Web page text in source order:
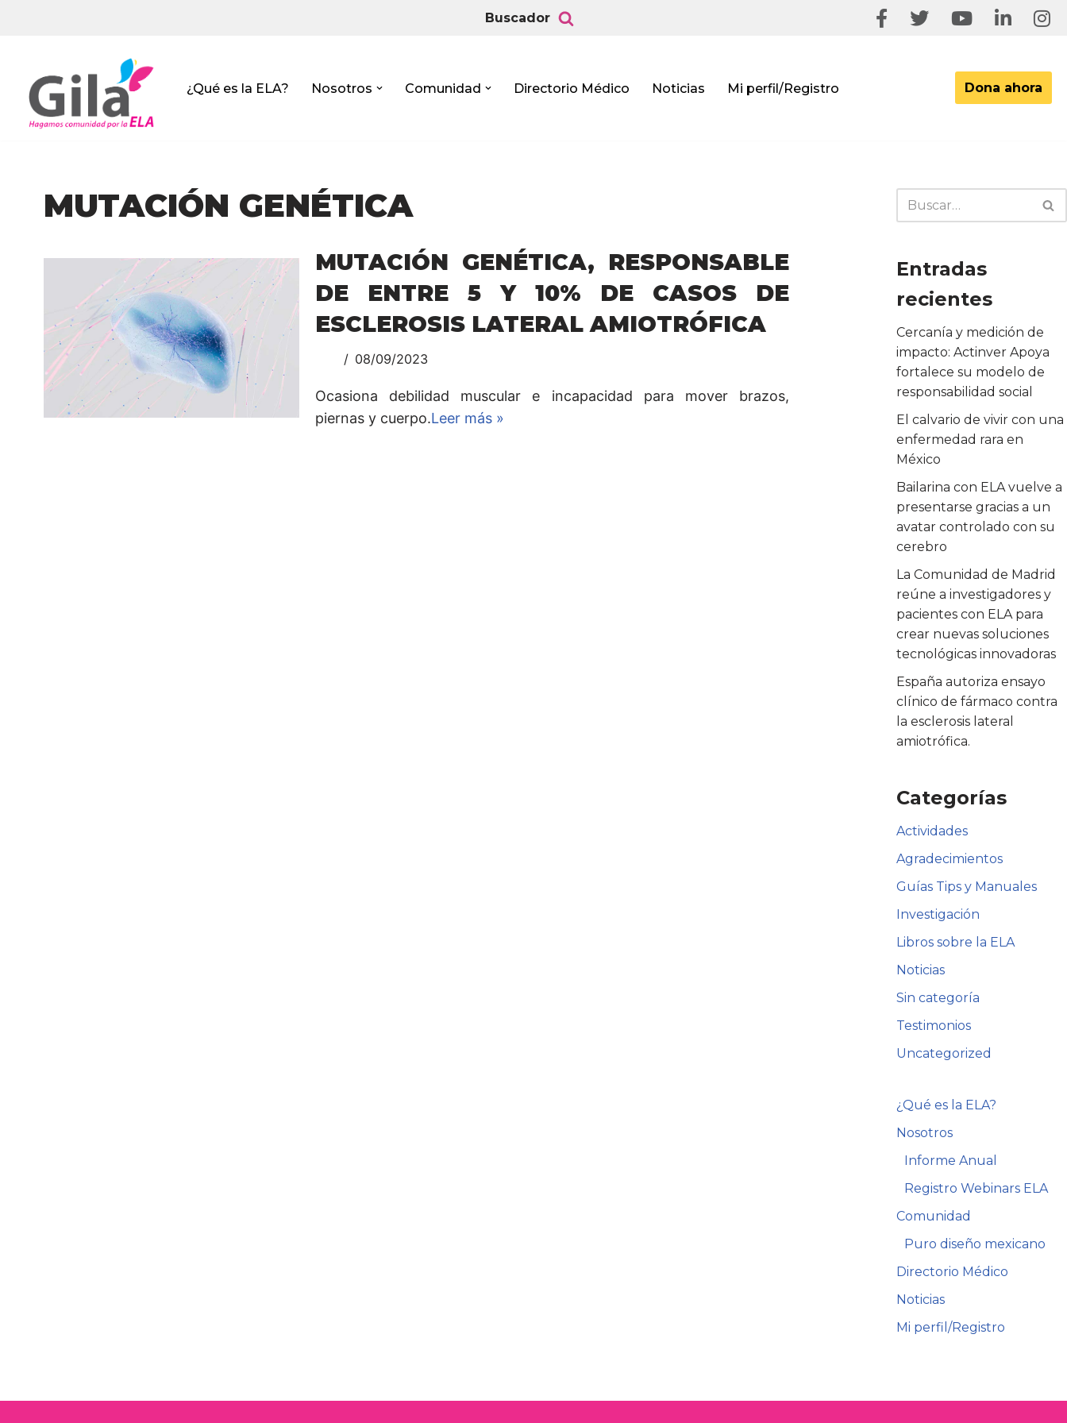
contenido
Buscador
¿Qué es la ELA? Nosotros Comunidad Directorio Médico Noticias Mi perfil/Registro Dona ahora
MUTACIÓN GENÉTICA
MUTACIÓN GENÉTICA, RESPONSABLE
DE ENTRE 5 Y 10% DE CASOS DE
ESCLEROSIS LATERAL AMIOTRÓFICA
08/09/2023
Ocasiona debilidad muscular e incapacidad para mover brazos,
piernas y cuerpo.Leer más »
Entradas
recientes
Cercanía y medición de
impacto: Actinver Apoya
fortalece su modelo de
responsabilidad social
El calvario de vivir con una
enfermedad rara en
México
Bailarina con ELA vuelve a
presentarse gracias a un
avatar controlado con su
cerebro
La Comunidad de Madrid
reúne a investigadores y
pacientes con ELA para
crear nuevas soluciones
tecnológicas innovadoras
España autoriza ensayo
clínico de fármaco contra
la esclerosis lateral
amiotrófica.
Categorías
Actividades
Agradecimientos
Guías Tips y Manuales
Investigación
Libros sobre la ELA
Noticias
Sin categoría
Testimonios
Uncategorized
¿Qué es la ELA?
Nosotros
Informe Anual
Registro Webinars ELA
Comunidad
Puro diseño mexicano
Directorio Médico
Noticias
Mi perfil/Registro